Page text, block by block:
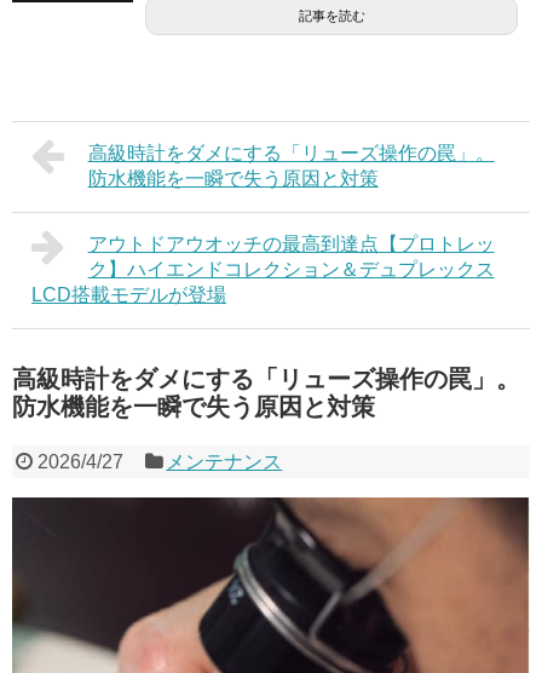
記事を読む
高級時計をダメにする「リューズ操作の罠」。
防水機能を一瞬で失う原因と対策
アウトドアウオッチの最高到達点【プロトレッ
ク】ハイエンドコレクション＆デュプレックス
LCD搭載モデルが登場
高級時計をダメにする「リューズ操作の罠」。
防水機能を一瞬で失う原因と対策
2026/4/27 メンテナンス